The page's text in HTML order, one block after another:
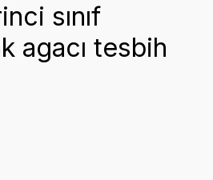
sınıf
agacı tesbih